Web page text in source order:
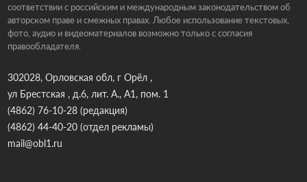
соответствии с российским и международным законодательством об
авторском праве и смежных правах. Любое использование текстовых,
фото, аудио и видеоматериалов возможно только с согласия
правообладателя.
302028, Орловская обл, г Орёл ,
ул Брестская , д.6, лит. А., А1, пом. 1
(4862) 76-10-28(редакция)
(4862) 44-40-20(отдел рекламы)
mail@obl1.ru